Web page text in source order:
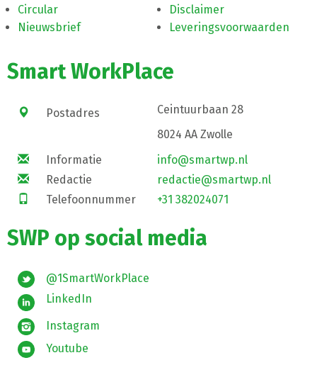
Circular
Nieuwsbrief
Disclaimer
Leveringsvoorwaarden
Smart WorkPlace
Postadres
Ceintuurbaan 28
8024 AA Zwolle
Informatie
info@smartwp.nl
Redactie
redactie@smartwp.nl
Telefoonnummer
+31 382024071
SWP op social media
@1SmartWorkPlace
LinkedIn
Instagram
Youtube